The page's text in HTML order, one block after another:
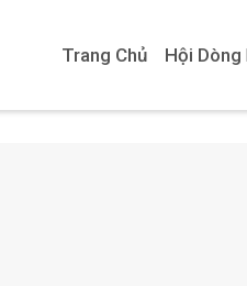
Trang Chủ Hội Dòng